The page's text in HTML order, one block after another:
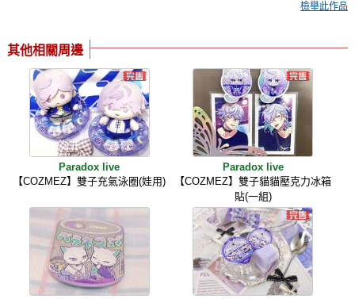
檢舉此作品
其他相關周邊
Paradox live
【COZMEZ】雙子充氣泳圈(娃用)
Paradox live
【COZMEZ】雙子貓貓壓克力冰箱
貼(一組)